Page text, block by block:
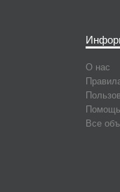
О нас
Помощь
Все